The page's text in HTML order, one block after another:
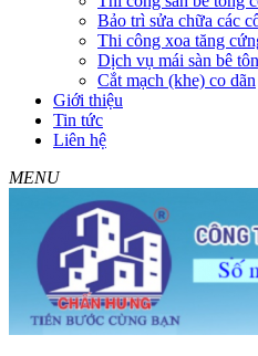
Bảo trì sửa chữa các
Thi công xoa tăng
Dịch vụ mái sàn bê
Cắt mạch (khe) co dãn
Giới thiệu
Tin tức
Liên hệ
MENU